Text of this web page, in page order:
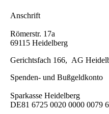
Anschrift
Römerstr. 17a
69115 Heidelberg
Gerichtsfach 166, AG
Spenden- und Bußgeldkonto
Sparkasse
DE81 6725 0020 0000 0079